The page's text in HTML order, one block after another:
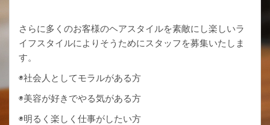
さらに多くのお客様のヘアスタイルを素敵にし楽しいラ
イフスタイルによりそうためにスタッフを募集いたしま
す。
◉社会人としてモラルがある方
◉美容が好きでやる気がある方
◉明るく楽しく仕事がしたい方